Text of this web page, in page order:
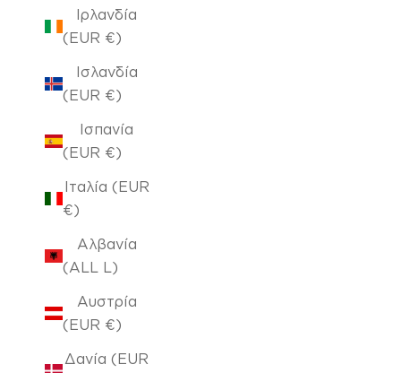
Ιρλανδία
(EUR €)
Ισλανδία
(EUR €)
Ισπανία
(EUR €)
Ιταλία (EUR
€)
Αλβανία
(ALL L)
Αυστρία
(EUR €)
Δανία (EUR